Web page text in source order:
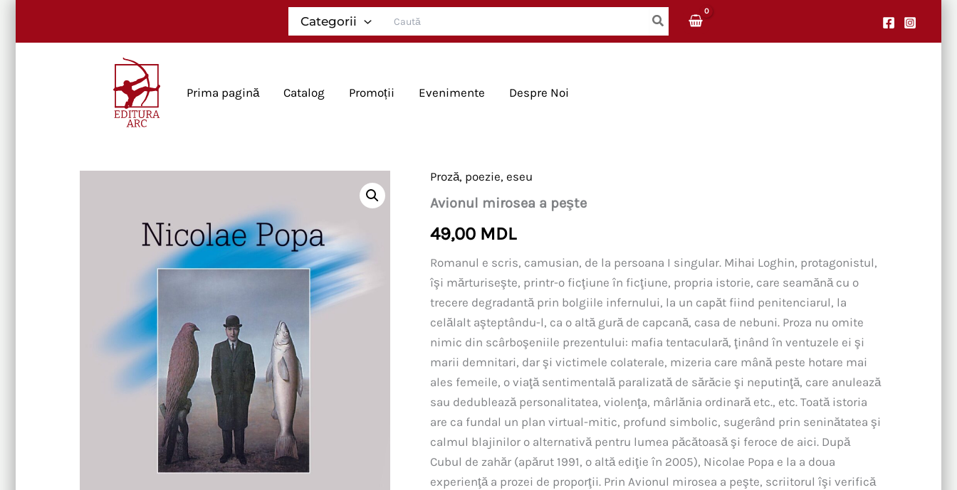
Categorii
for:
Prima pagină Catalog Promoții Evenimente Despre Noi
Proză, poezie, eseu
Avionul mirosea a peşte
49,00 MDL
Romanul e scris, camusian, de la persoana I singular. Mihai Loghin, protagonistul,
îşi mărturiseşte, printr-o ficţiune în ficţiune, propria istorie, care seamănă cu o
trecere degradantă prin bolgiile infernului, la un capăt fiind penitenciarul, la
celălalt aşteptându-l, ca o altă gură de capcană, casa de nebuni. Proza nu omite
nimic din scârboşeniile prezentului: mafia tentaculară, ţinând în ventuzele ei şi
marii demnitari, dar şi victimele colaterale, mizeria care mână peste hotare mai
ales femeile, o viaţă sentimentală paralizată de sărăcie şi neputinţă, care anulează
sau dedublează personalitatea, violenţa, mârlănia ordinară etc., etc. Toată istoria
are ca fundal un plan virtual-mitic, profund simbolic, sugerând prin seninătatea şi
calmul blajinilor o alternativă pentru lumea păcătoasă şi feroce de aici. După
Cubul de zahăr (apărut 1991, o altă ediţie în 2005), Nicolae Popa e la a doua
experienţă a prozei de proporţii. Prin Avionul mirosea a peşte, scriitorul îşi verifică